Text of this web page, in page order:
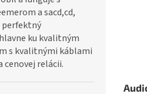
a sacd,cd,
perfektný
ku kvalitným
s kvalitnými káblami
relácii.